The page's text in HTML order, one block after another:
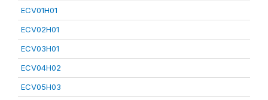
ECV01H01
ECV02H01
ECV03H01
ECV04H02
ECV05H03